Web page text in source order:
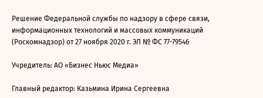
Решение Федеральной службы по надзору в сфере связи,
информационных технологий и массовых коммуникаций
(Роскомнадзор) от 27 ноября 2020 г. ЭЛ № ФС 77-79546
Учредитель: АО «Бизнес Ньюс Медиа»
Главный редактор: Казьмина Ирина Сергеевна